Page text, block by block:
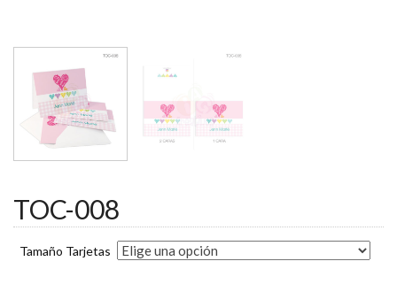
TOC-008
Tamaño Tarjetas